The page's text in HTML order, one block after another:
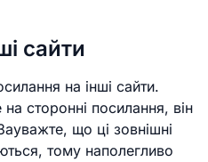
сайти
на інші сайти.
сторонні посилання, він
що ці зовнішні
тому наполегливо